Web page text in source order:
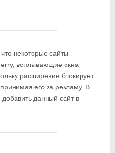
некоторые сайты
всплывающие окна
расширение блокирует
его за рекламу. В
данный сайт в